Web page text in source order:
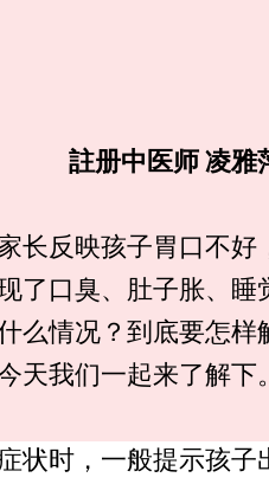
註册中医师 凌雅
长反映孩子胃口不好
了口臭、肚子胀、睡
么情况？到底要怎样
天我们一起来了解下
状时，一般提示孩子